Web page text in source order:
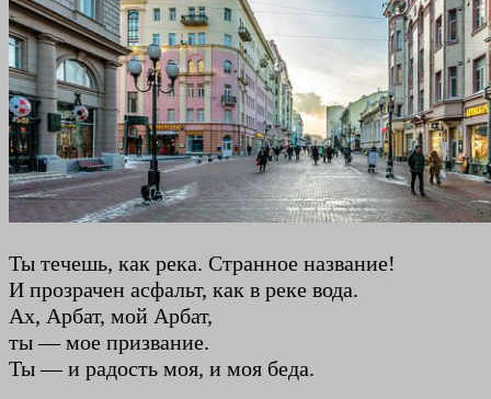
Ты течешь, как река. Странное название!
И прозрачен асфальт, как в реке вода.
Ах, Арбат, мой Арбат,
ты — мое призвание.
Ты — и радость моя, и моя беда.